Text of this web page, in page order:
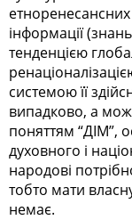
інформації
тенденцією
системою її
випадково, а
поняттям “ДІМ”,
духовного і
народові
тобто мати
немає.